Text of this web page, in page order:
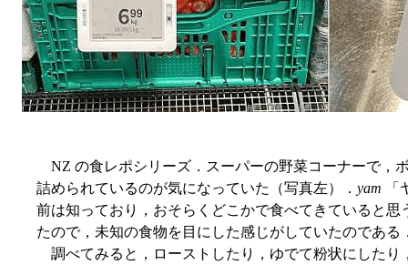
NZ の食レポシリーズ．スーパーの野菜コーナーで，
詰められているのが気になっていた（写真左）． yam 「
前は知っており，おそらくどこかで食べてきていると
たので，未知の食物を目にした感じがしていたのであ
調べてみると，ローストしたり，ゆでて粉状にしたり